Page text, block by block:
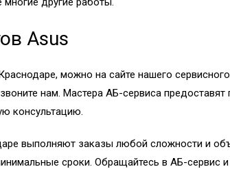
Asus
можно на сайте нашего
нам. Мастера АБ-сервиса
консультацию.
выполняют заказы любой сложности и
сроки. Обращайтесь в АБ-сервис